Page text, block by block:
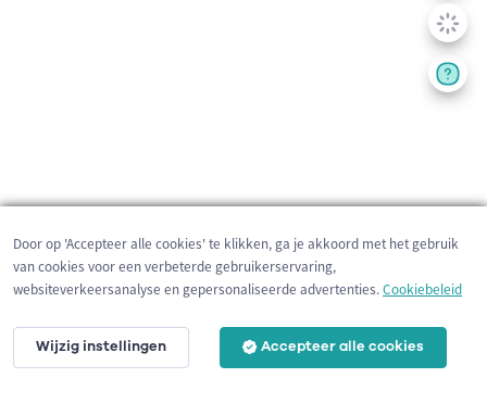
200 m
Door op 'Accepteer alle cookies' te klikken, ga je akkoord met het gebruik
van cookies voor een verbeterde gebruikerservaring,
websiteverkeersanalyse en gepersonaliseerde advertenties.Cookiebeleid
Wijzig instellingen Accepteer alle cookies